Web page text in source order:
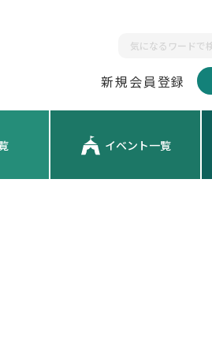
新規会員登録
イベント一覧